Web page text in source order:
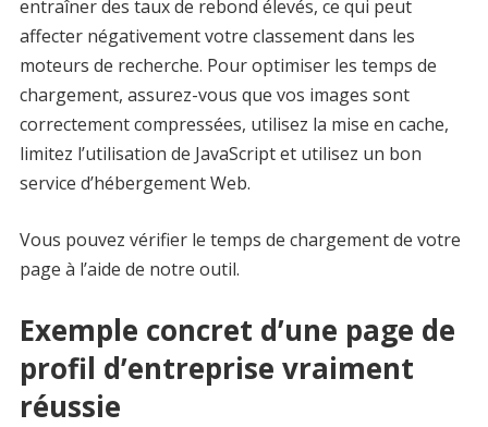
entraîner des taux de rebond élevés, ce qui peut
affecter négativement votre classement dans les
moteurs de recherche. Pour optimiser les temps de
chargement, assurez-vous que vos images sont
correctement compressées, utilisez la mise en cache,
limitez l’utilisation de JavaScript et utilisez un bon
service d’hébergement Web.
Vous pouvez vérifier le temps de chargement de votre
page à l’aide de notre outil.
Exemple concret d’une page de
profil d’entreprise vraiment
réussie